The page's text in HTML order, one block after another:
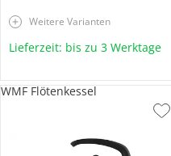
Weitere Varianten
Lieferzeit: bis zu 3 Werktage
WMF Flötenkessel